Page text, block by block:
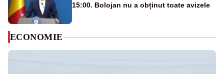
15:00. Bolojan nu a obținut toate avizele
ECONOMIE